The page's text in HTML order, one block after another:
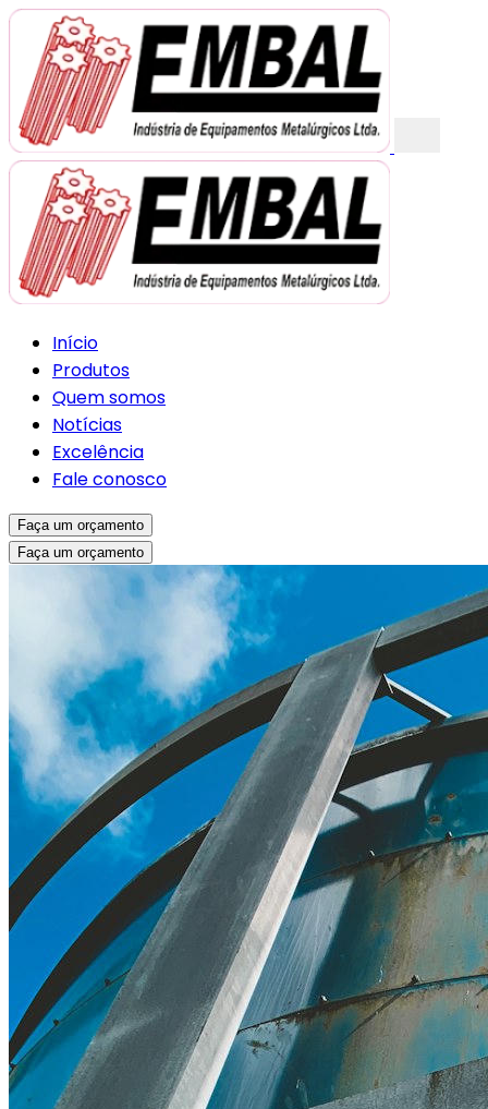
Início
Produtos
Quem somos
Notícias
Excelência
Fale conosco
Faça um orçamento
Faça um orçamento